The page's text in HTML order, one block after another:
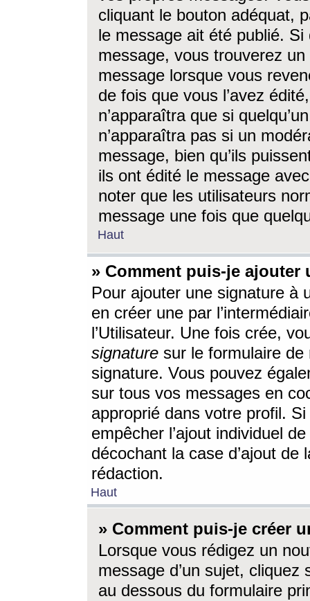
cliquant le bouton adéquat,
le message ait été publié. Si
message, vous trouverez
message lorsque vous
de fois que vous l’avez
n’apparaîtra que si
n’apparaîtra pas si un
message, bien qu’ils
ils ont édité le message
noter que les utilisateurs
message une fois que
Haut
» Comment puis-je ajouter
Pour ajouter une signature à
en créer une par
l’Utilisateur. Une fois crée,
signature sur le formulaire de
signature. Vous pouvez
sur tous vos messages en
approprié dans votre profil.
empêcher l’ajout individuel
décochant la case d’ajout
rédaction.
Haut
» Comment puis-je créer
Lorsque vous rédigez un
message d’un sujet, cliquez
au dessous du formulaire